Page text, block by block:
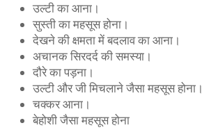
उल्टी का आना।
सुस्ती का महसूस होना।
देखने की क्षमता में बदलाव का आना।
अचानक सिरदर्द की समस्या।
दौरे का पड़ना।
उल्टी और जी मिचलाने जैसा महसूस होना।
चक्कर आना।
बेहोशी जैसा महसूस होना